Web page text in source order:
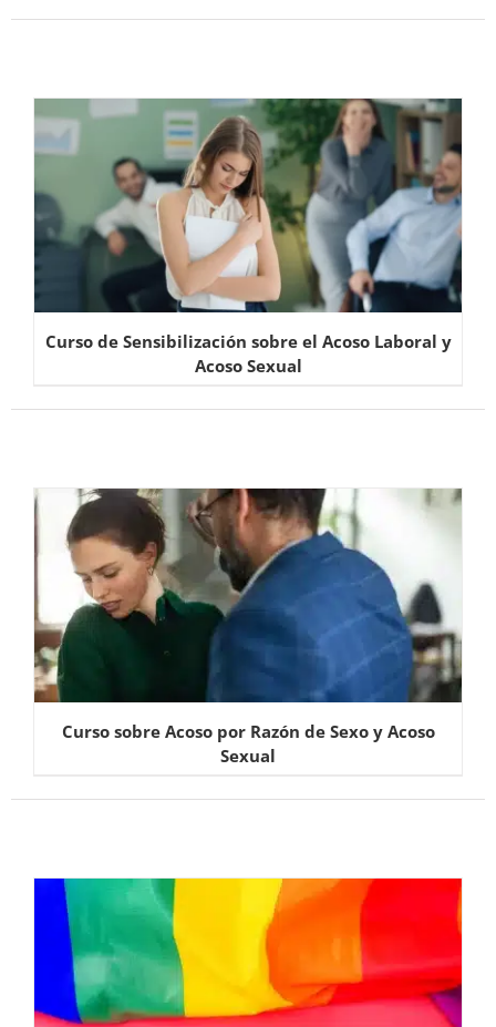
Curso de Sensibilización sobre el Acoso Laboral y
Acoso Sexual
Curso sobre Acoso por Razón de Sexo y Acoso
Sexual